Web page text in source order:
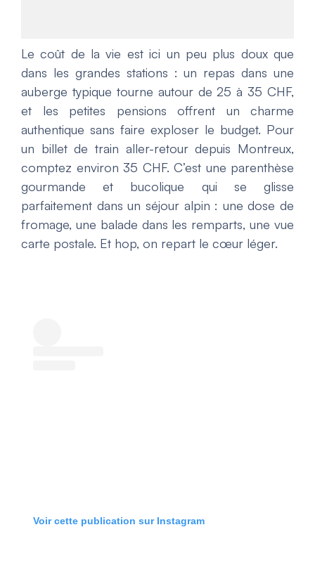
Le coût de la vie est ici un peu plus doux que
dans les grandes stations : un repas dans une
auberge typique tourne autour de 25 à 35 CHF,
et les petites pensions offrent un charme
authentique sans faire exploser le budget. Pour
un billet de train aller-retour depuis Montreux,
comptez environ 35 CHF. C’est une parenthèse
gourmande et bucolique qui se glisse
parfaitement dans un séjour alpin : une dose de
fromage, une balade dans les remparts, une vue
carte postale. Et hop, on repart le cœur léger.
Voir cette publication sur Instagram